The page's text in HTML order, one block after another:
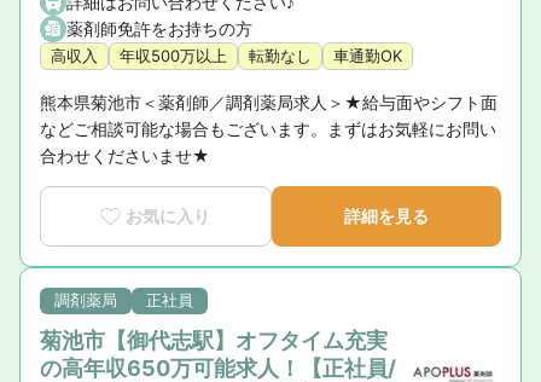
薬剤師免許をお持ちの方
高収入 年収500万以上 転勤なし 車通勤OK
熊本県菊池市＜薬剤師／調剤薬局求人＞★給与面やシフト面
などご相談可能な場合もございます。まずはお気軽にお問い
合わせくださいませ★
お気に入り 詳細を見る
調剤薬局 正社員
菊池市【御代志駅】オフタイム充実
の高年収650万可能求人！【正社員/